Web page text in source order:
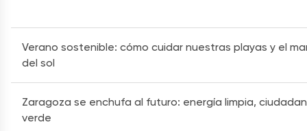
Verano sostenible: cómo cuidar nuestras playas y el
del sol
Zaragoza se enchufa al futuro: energía limpia,
verde